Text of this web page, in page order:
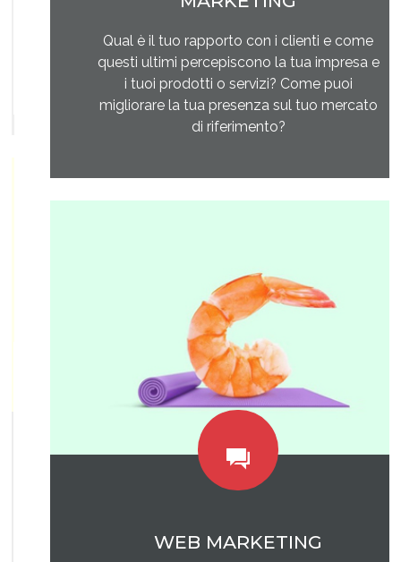
Qual è il tuo rapporto con i clienti e come
questi ultimi percepiscono la tua impresa e
i tuoi prodotti o servizi? Come puoi
migliorare la tua presenza sul tuo mercato
di riferimento?
WEB MARKETING